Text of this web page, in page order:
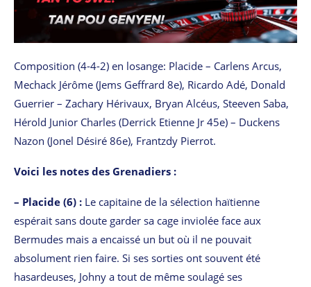
Composition (4-4-2) en losange: Placide – Carlens Arcus,
Mechack Jérôme (Jems Geffrard 8e), Ricardo Adé, Donald
Guerrier – Zachary Hérivaux, Bryan Alcéus, Steeven Saba,
Hérold Junior Charles (Derrick Etienne Jr 45e) – Duckens
Nazon (Jonel Désiré 86e), Frantzdy Pierrot.
Voici les notes des Grenadiers :
– Placide (6) : Le capitaine de la sélection haïtienne
espérait sans doute garder sa cage inviolée face aux
Bermudes mais a encaissé un but où il ne pouvait
absolument rien faire. Si ses sorties ont souvent été
hasardeuses, Johny a tout de même soulagé ses